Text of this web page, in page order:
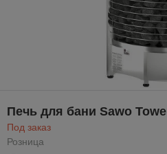
Печь для бани Sawo
Под заказ
Розница